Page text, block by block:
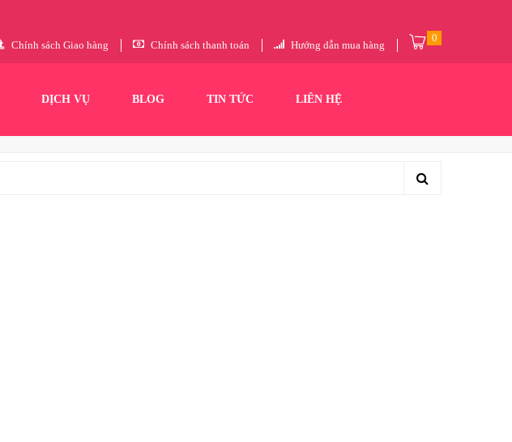
Chính sách Giao hàng Chính sách thanh toán Hướng dẫn mua hàng
0
DỊCH VỤ BLOG TIN TỨC LIÊN HỆ